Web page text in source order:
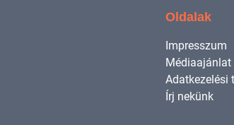
Oldalak
Impresszum
Médiaajánlat
Adatkezelési
Írj nekünk